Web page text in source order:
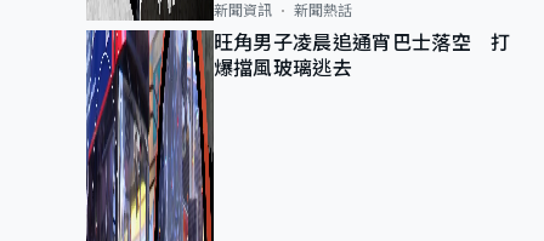
新聞資訊 新聞熱話
旺角男子凌晨追通宵巴士落空 打
爆擋風玻璃逃去